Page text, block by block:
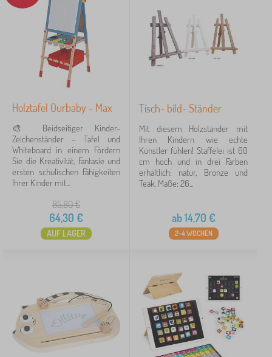
Holztafel Ourbaby - Max
🎨 Beidseitiger Kinder-
Zeichenständer – Tafel und
Whiteboard in einem Fördern
Sie die Kreativität, Fantasie und
ersten schulischen Fähigkeiten
Ihrer Kinder mit...
85,80€
64,30 €
AUF LAGER
Tisch- bild- Ständer
Mit diesem Holzständer mit
Ihren Kindern wie echte
Künstler fühlen! Staffelei ist 60
cm hoch und in drei Farben
erhältlich: natur, Bronze und
Teak. Maße: 26...
ab14,70 €
2-4 WOCHEN